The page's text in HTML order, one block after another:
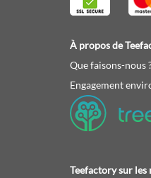
À propos de
Que faisons-nous
Engagement
Teefactory sur les